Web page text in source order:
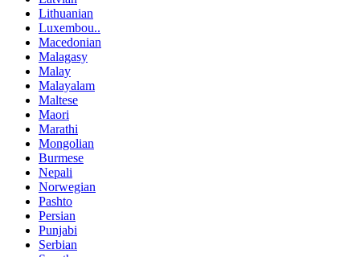
Lithuanian
Luxembou..
Macedonian
Malagasy
Malay
Malayalam
Maltese
Maori
Marathi
Mongolian
Burmese
Nepali
Norwegian
Pashto
Persian
Punjabi
Serbian